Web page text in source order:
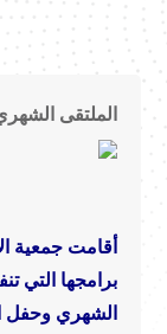
الملتقى
أقامت جمعية
برامجها التي
الشهري وحفل